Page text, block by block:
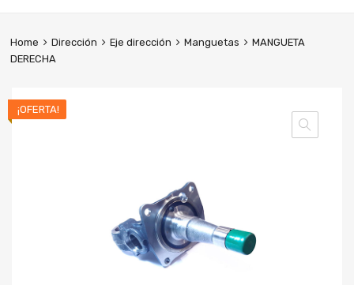
Home Dirección Eje dirección Manguetas
MANGUETA
DERECHA
¡OFERTA!